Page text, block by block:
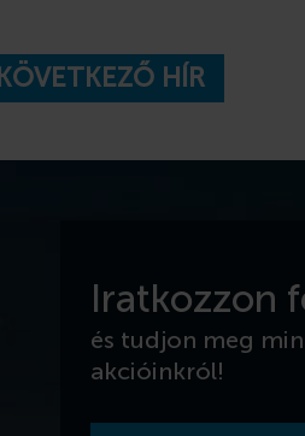
KÖVETKEZŐ HÍR
Iratkozzon
és tudjon meg
akcióinkról!